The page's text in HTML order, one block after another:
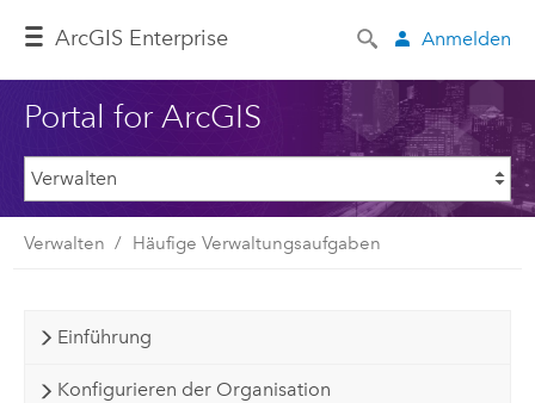
ArcGIS Enterprise Anmelden
Portal for ArcGIS
Verwalten Häufige Verwaltungsaufgaben
Einführung
Konfigurieren der Organisation